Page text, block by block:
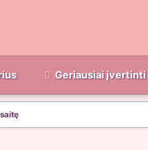
Geriausiai įvertinti